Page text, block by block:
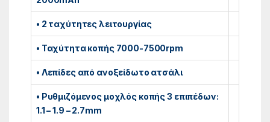
• 2 ταχύτητες λειτουργίας
• Ταχύτητα κοπής 7000-7500rpm
• Λεπίδες από ανοξείδωτο ατσάλι
• Ρυθμιζόμενος μοχλός κοπής 3 επιπέδων:
1.1 – 1.9 – 2.7mm